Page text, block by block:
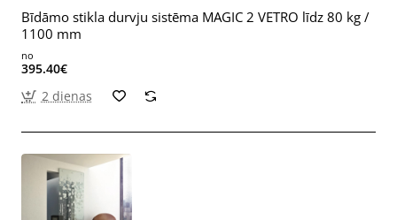
Bīdāmo stikla durvju sistēma MAGIC 2 VETRO līdz 80 kg /
1100 mm
no
395.40€
2 dienas